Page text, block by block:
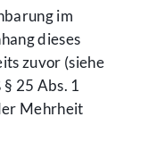
im
dieses
zuvor (siehe
25 Abs. 1
Mehrheit